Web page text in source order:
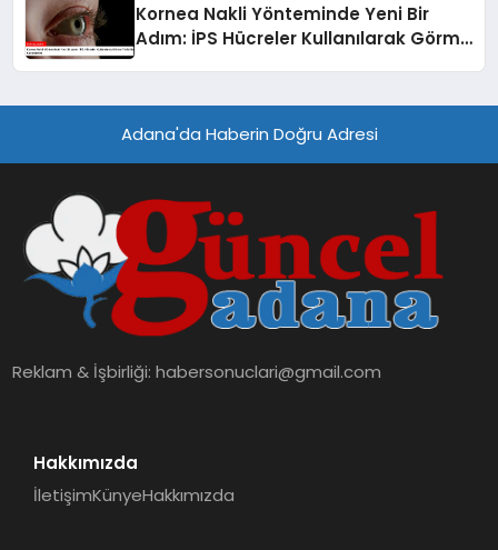
Kornea Nakli Yönteminde Yeni Bir
Adım: İPS Hücreler Kullanılarak Görme
Adana'da Haberin Doğru Adresi
Reklam & İşbirliği:habersonuclari@gmail.com
Hakkımızda
İletişimKünyeHakkımızda